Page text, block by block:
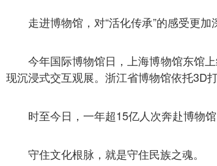
走进博物馆，对“活化传承”的感受更加
今年国际博物馆日，上海博物馆东馆
现沉浸式交互观展。浙江省博物馆依托3D
时至今日，一年超15亿人次奔赴博物
守住文化根脉，就是守住民族之魂。